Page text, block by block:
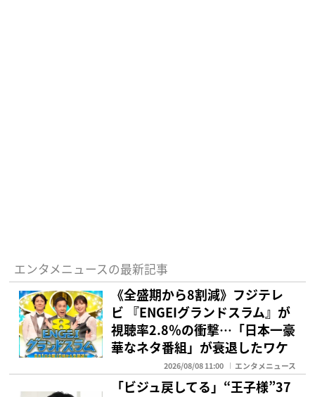
エンタメニュースの最新記事
《全盛期から8割減》フジテレ
ビ 『ENGEIグランドスラム』が
視聴率2.8％の衝撃…「日本一豪
華なネタ番組」が衰退したワケ
2026/08/08 11:00 エンタメニュース
「ビジュ戻してる」“王子様”37